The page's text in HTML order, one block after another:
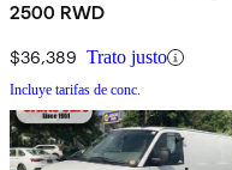
2500 RWD
$36,389 Trato justo
Incluye tarifas de conc.